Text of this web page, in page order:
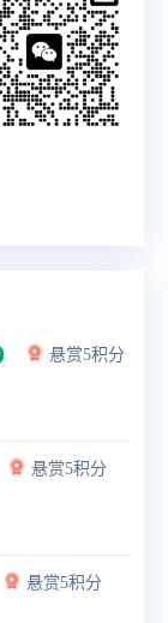
悬赏5积分
悬赏5积分
悬赏5积分